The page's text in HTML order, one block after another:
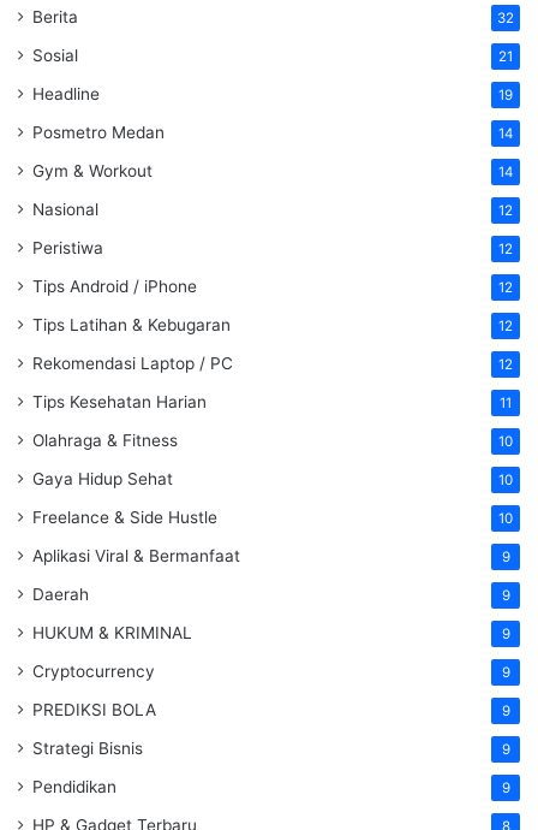
Berita 32
Sosial 21
Headline 19
Posmetro Medan 14
Gym & Workout 14
Nasional 12
Peristiwa 12
Tips Android / iPhone 12
Tips Latihan & Kebugaran 12
Rekomendasi Laptop / PC 12
Tips Kesehatan Harian 11
Olahraga & Fitness 10
Gaya Hidup Sehat 10
Freelance & Side Hustle 10
Aplikasi Viral & Bermanfaat 9
Daerah 9
HUKUM & KRIMINAL 9
Cryptocurrency 9
PREDIKSI BOLA 9
Strategi Bisnis 9
Pendidikan 9
HP & Gadget Terbaru 8